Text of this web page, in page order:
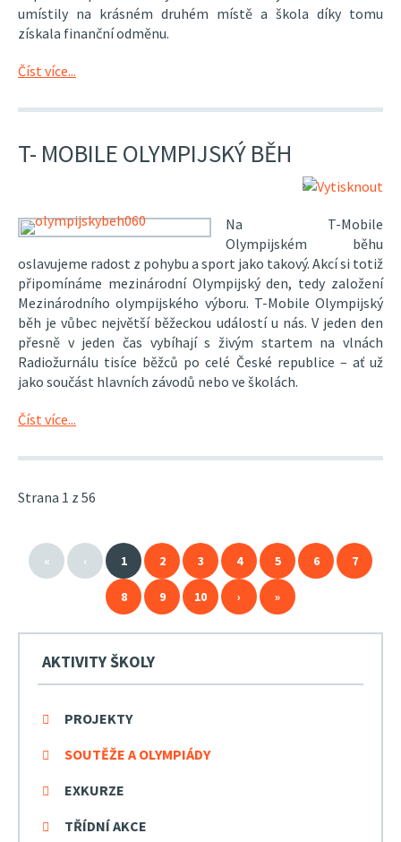
umístily na krásném druhém místě a škola díky tomu
získala finanční odměnu.
Číst více...
T- MOBILE OLYMPIJSKÝ BĚH
Na T-Mobile
Olympijském běhu
oslavujeme radost z pohybu a sport jako takový. Akcí si totiž
připomínáme mezinárodní Olympijský den, tedy založení
Mezinárodního olympijského výboru. T-Mobile Olympijský
běh je vůbec největší běžeckou událostí u nás. V jeden den
přesně v jeden čas vybíhají s živým startem na vlnách
Radiožurnálu tisíce běžců po celé České republice – ať už
jako součást hlavních závodů nebo ve školách.
Číst více...
Strana 1 z 56
« ‹ 1 2 3 4 5 6 7
8 9 10 › »
AKTIVITY ŠKOLY
PROJEKTY
SOUTĚŽE A OLYMPIÁDY
EXKURZE
TŘÍDNÍ AKCE